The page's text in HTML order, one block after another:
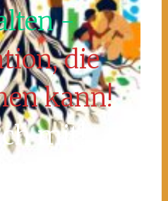
-
die
kann!
mit!